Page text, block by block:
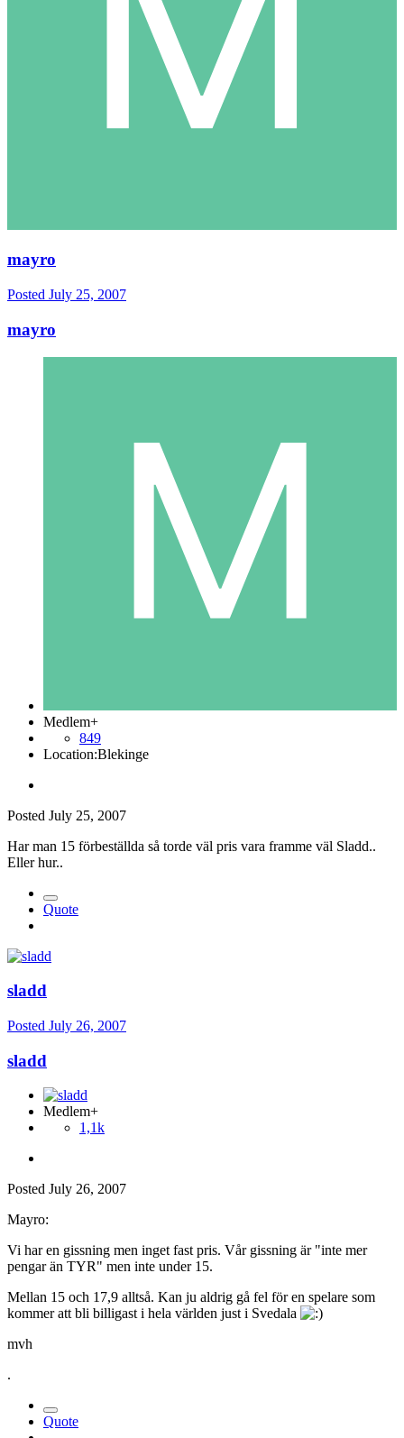
mayro
Posted July 25, 2007
mayro
Medlem+
849
Location:Blekinge
Posted July 25, 2007
Har man 15 förbeställda så torde väl pris vara framme väl Sladd..
Eller hur..
Quote
sladd
Posted July 26, 2007
sladd
Medlem+
1,1k
Posted July 26, 2007
Mayro:
Vi har en gissning men inget fast pris. Vår gissning är "inte mer
pengar än TYR" men inte under 15.
Mellan 15 och 17,9 alltså. Kan ju aldrig gå fel för en spelare som
kommer att bli billigast i hela världen just i Svedala
mvh
.
Quote